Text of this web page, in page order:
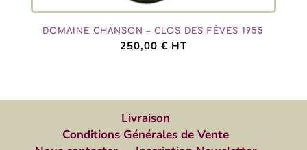
DOMAINE CHANSON – CLOS DES FÈVES 1955
250,00 € HT
Livraison
Conditions Générales de Vente